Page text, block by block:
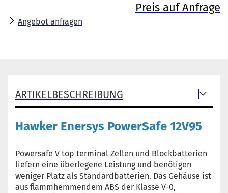
Preis auf Anfrage
Angebot anfragen
ARTIKELBESCHREIBUNG
Hawker Enersys PowerSafe 12V95
Powersafe V top terminal Zellen und Blockbatterien
liefern eine überlegene Leistung und benötigen
weniger Platz als Standardbatterien. Das Gehäuse ist
aus flammhemmendem ABS der Klasse V-0,